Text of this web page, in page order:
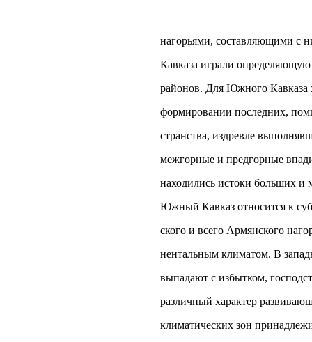
нагорьями, составляющими с
Кавказа играли
районов. Для Южного Кавказа
формировании последних,
странства, издревле
межгорные и предгорные
находились истоки больших и
Южный Кавказ относится к
ского и всего Армянского
нентальным климатом. В
выпадают с избытком,
различный характер
климатических зон